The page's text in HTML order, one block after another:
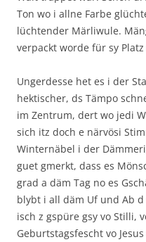
Ton wo i allne Farbe
lüchtender Märliwule.
verpackt worde für sy
Ungerdesse het es i der
hektischer, ds Tämpo
im Zentrum, dert wo jedi
sich itz doch e närvösi
Winternäbel i der
guet gmerkt, dass es
grad a däm Tag no es
blybt i all däm Uf und Ab
isch z gspüre gsy vo Stilli,
Geburtstagsfescht vo